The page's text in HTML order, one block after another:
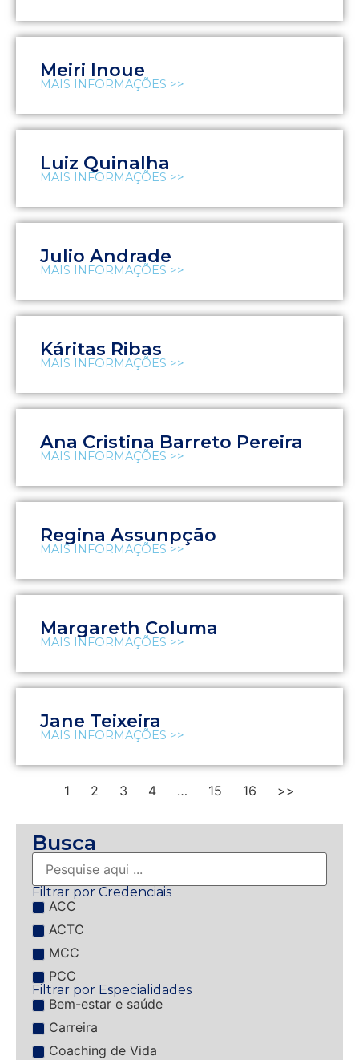
Meiri Inoue
MAIS INFORMAÇÕES >>
Luiz Quinalha
MAIS INFORMAÇÕES >>
Julio Andrade
MAIS INFORMAÇÕES >>
Káritas Ribas
MAIS INFORMAÇÕES >>
Ana Cristina Barreto Pereira
MAIS INFORMAÇÕES >>
Regina Assunpção
MAIS INFORMAÇÕES >>
Margareth Columa
MAIS INFORMAÇÕES >>
Jane Teixeira
MAIS INFORMAÇÕES >>
1 2 3 4 … 15 16 >>
Busca
Filtrar por Credenciais
ACC
ACTC
MCC
PCC
Filtrar por Especialidades
Bem-estar e saúde
Carreira
Coaching de Vida